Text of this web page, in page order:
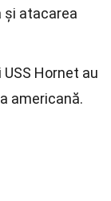
și atacarea
Hornet au
americană.